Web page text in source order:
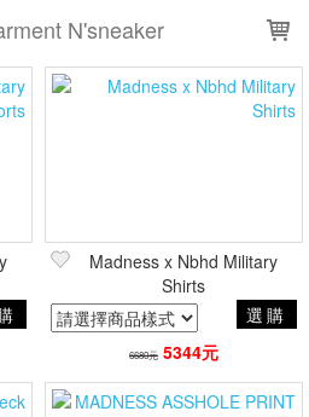
N'sneaker
灰 白
軍綠
藍 橘
黃
S M
L
Madness x Nbhd Military
Shirts
選購
6680元 5344元